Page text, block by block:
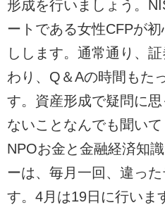
形成を行いましょう。
ートである女性CFPが
しします。通常通り、
わり、Q＆Aの時間もた
す。資産形成で疑問に
ないことなんでも聞いて
NPOお金と金融経済知
ーは、毎月一回、違っ
す。4月は19日に行いま